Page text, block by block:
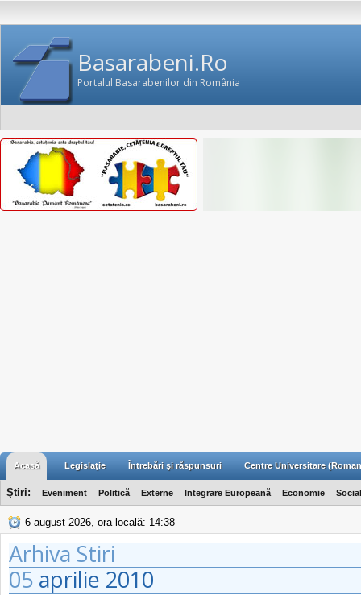
Basarabeni.Ro
Portalul Basarabenilor din România
Acasă Legislaţie Întrebări şi răspunsuri Centre Universitare
Ştiri: Eveniment Politică Externe Integrare Europeană Economie Social
6 august 2026, ora locală: 14:38
Arhiva Stiri
05 aprilie 2010